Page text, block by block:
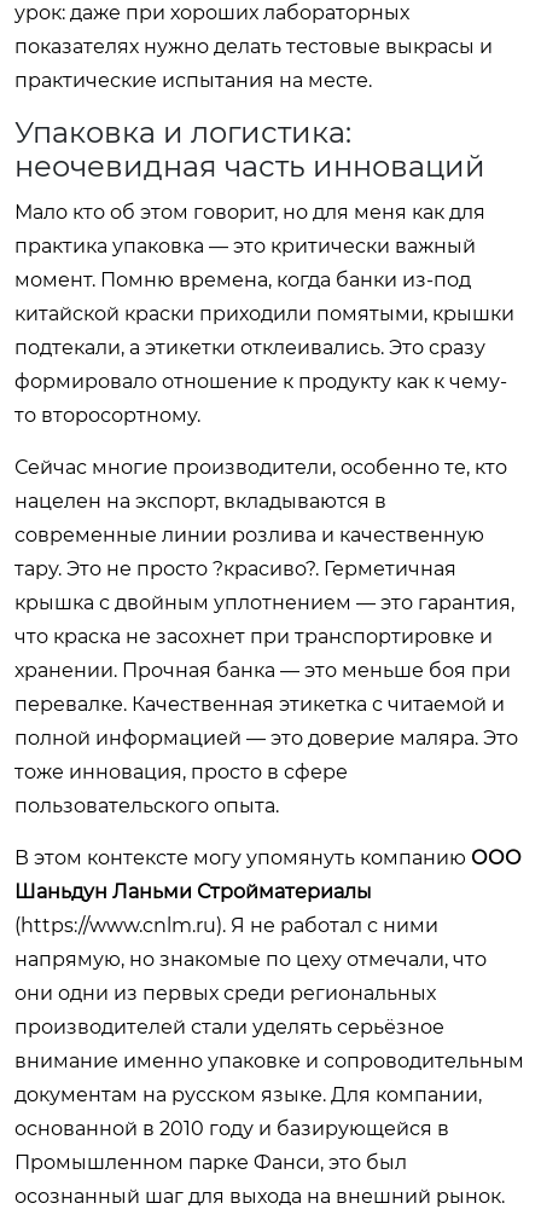
урок: даже при хороших лабораторных
показателях нужно делать тестовые выкрасы и
практические испытания на месте.
Упаковка и логистика:
неочевидная часть инноваций
Мало кто об этом говорит, но для меня как для
практика упаковка — это критически важный
момент. Помню времена, когда банки из-под
китайской краски приходили помятыми, крышки
подтекали, а этикетки отклеивались. Это сразу
формировало отношение к продукту как к чему-
то второсортному.
Сейчас многие производители, особенно те, кто
нацелен на экспорт, вкладываются в
современные линии розлива и качественную
тару. Это не просто ?красиво?. Герметичная
крышка с двойным уплотнением — это гарантия,
что краска не засохнет при транспортировке и
хранении. Прочная банка — это меньше боя при
перевалке. Качественная этикетка с читаемой и
полной информацией — это доверие маляра. Это
тоже инновация, просто в сфере
пользовательского опыта.
В этом контексте могу упомянуть компанию ООО
Шаньдун Ланьми Стройматериалы
(https://www.cnlm.ru). Я не работал с ними
напрямую, но знакомые по цеху отмечали, что
они одни из первых среди региональных
производителей стали уделять серьёзное
внимание именно упаковке и сопроводительным
документам на русском языке. Для компании,
основанной в 2010 году и базирующейся в
Промышленном парке Фанси, это был
осознанный шаг для выхода на внешний рынок.